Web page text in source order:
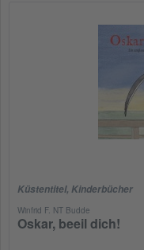
Küstentitel,Kinderbücher
Winfrid F. NT Budde
Oskar, beeil dich!